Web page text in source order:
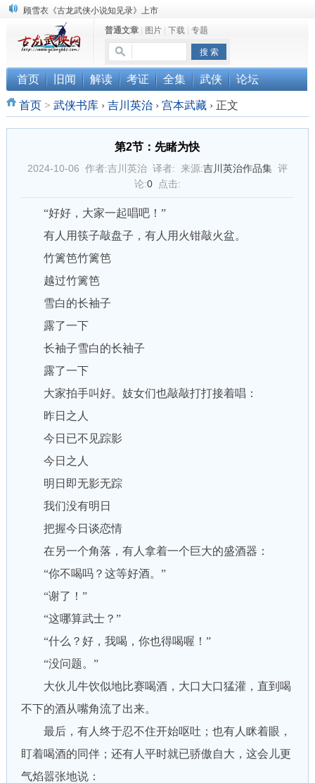
顾雪衣《古龙武侠小说知见录》上市
“武侠书库”查缺补漏活动圆满结束
《古龙小说原貌探究》修订版已上市
普通文章| 图片| 下载| 专题
首页 旧闻 解读 考证 全集 武侠 论坛
首页> 武侠书库 › 吉川英治 › 宫本武藏 ›正文
第2节：先睹为快
2024-10-06 作者:吉川英治 译者: 来源:吉川英治作品集评
论:0点击:
“好好，大家一起唱吧！”
有人用筷子敲盘子，有人用火钳敲火盆。
竹篱笆竹篱笆
越过竹篱笆
雪白的长袖子
露了一下
长袖子雪白的长袖子
露了一下
大家拍手叫好。妓女们也敲敲打打接着唱：
昨日之人
今日已不见踪影
今日之人
明日即无影无踪
我们没有明日
把握今日谈恋情
在另一个角落，有人拿着一个巨大的盛酒器：
“你不喝吗？这等好酒。”
“谢了！”
“这哪算武士？”
“什么？好，我喝，你也得喝喔！”
“没问题。”
大伙儿牛饮似地比赛喝酒，大口大口猛灌，直到喝
不下的酒从嘴角流了出来。
最后，有人终于忍不住开始呕吐；也有人眯着眼，
盯着喝酒的同伴；还有人平时就已骄傲自大，这会儿更
气焰嚣张地说：